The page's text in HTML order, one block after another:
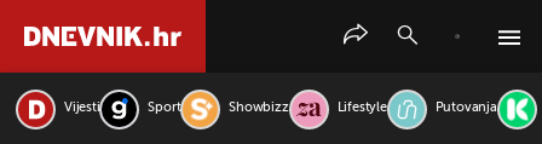
Vijesti Sport Showbizz Lifestyle Putovanja
PRETRAŽITE VIJESTI